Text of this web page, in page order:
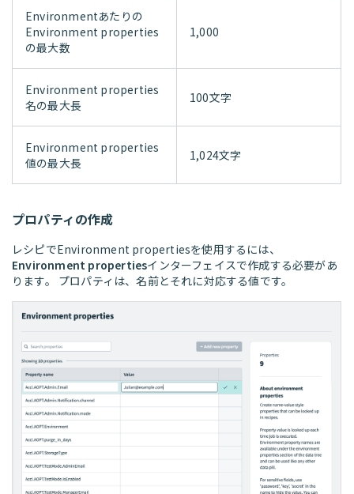
Environmentあたりの
Environment properties
の最大数
1,000
Environment properties
名の最大長
100文字
Environment properties
値の最大長
1,024文字
プロパティの作成
レシピでEnvironment propertiesを使用するには、
Environment propertiesインターフェイスで作成する必要があ
ります。 プロパティは、名前とそれに対応する値です。